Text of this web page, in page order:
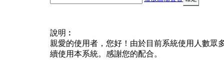
說明︰
親愛的使用者，您好！由於目前系統使用人數眾
續使用本系統。感謝您的配合。